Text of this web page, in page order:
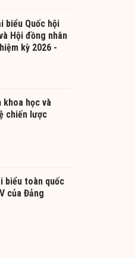
biểu Quốc hội
Hội đồng nhân
kỳ 2026 -
khoa học và
chiến lược
biểu toàn quốc
của Đảng